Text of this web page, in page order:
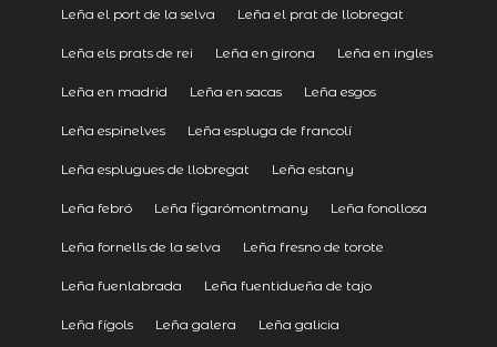
Leña el port de la selva Leña el prat de llobregat
Leña els prats de rei Leña en girona Leña en ingles
Leña en madrid Leña en sacas Leña esgos
Leña espinelves Leña espluga de francolí
Leña esplugues de llobregat Leña estany
Leña febró Leña figarómontmany Leña fonollosa
Leña fornells de la selva Leña fresno de torote
Leña fuenlabrada Leña fuentidueña de tajo
Leña fígols Leña galera Leña galicia